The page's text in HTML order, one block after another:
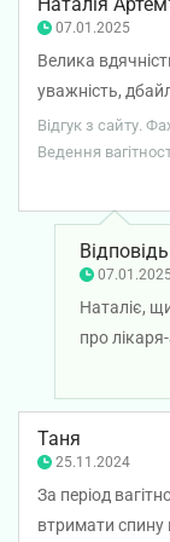
07.01.2025
Велика
уважність,
складних
комфортним,
можна було
донечкою дуже
вашим
важкі часи,
продовжують
Відгук з сайту.
Ведення
Наталіє,
про
Таня
25.11.2024
За період
втримати спину